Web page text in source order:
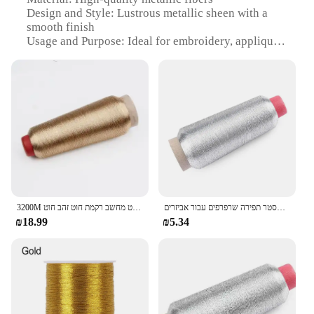
Design and Style: Lustrous metallic sheen with a
smooth finish
Usage and Purpose: Ideal for embroidery, appliqué,
Shape or Size or Weight or Quantity: Available in
various spool sizes to accommodate different
crafting needs
Performance and Property: Durable and resistant to
fraying, ensuring long-lasting embellishments
**Elevate Your Craftsmanship**
The Metallic Embroidery Thread is a premium
choice for crafters and artists looking to add a touch
of luxury to their creations. This metallic thread,
with its radiant sheen and silky texture, is designed
to enhance the visual appeal of any embroidery or
3200M זהב כסף חוט מחשב רקמת חוט זהב חוט DIY ידני צלב תפר מתכת WireGold כסף חוט ארוג קו
₪18.99
חוט מתכתי רקמת כבדי זהב מכונת רקמה חוט פוליאסטר תפירה שרפרפים עבור אביזרים
₪5.34